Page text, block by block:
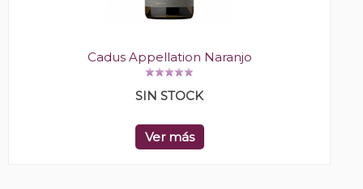
Cadus Appellation Naranjo
SIN STOCK
Ver más